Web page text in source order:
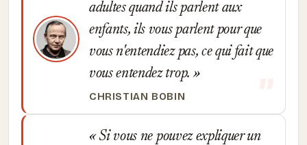
adultes quand ils parlent aux
enfants, ils vous parlent pour que
vous n'entendiez pas, ce qui fait que
vous entendez trop.
CHRISTIAN BOBIN
Si vous ne pouvez expliquer un